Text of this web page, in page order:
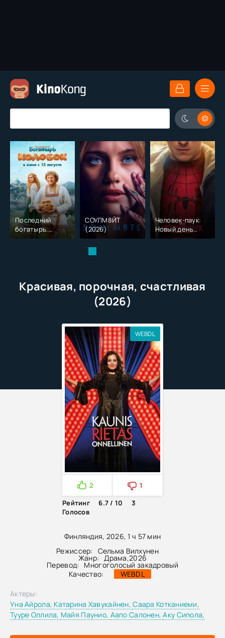
Последний
богатырь.
Колобок (2026)
СОУЛМ8ЙТ
(2026)
Человек-паук:
Новый день
(2026)
Красивая, порочная, счастливая
(2026)
Финляндия, 2026, 1 ч 57 мин
Режиссер:
Сельма Вилхунен
Жанр: Драма,2026
Перевод:
Многоголосый закадровый
Качество:
WEBDL
WEBDL
2
1
Рейтинг
6.7 / 10
3
Голосов
Актеры:
Уна Айрола, Катарина Хавукайнен,Саара Котканиеми,
Тууре Оллила, Майя Паунио, Аапо Салонен,Аку Сипола,